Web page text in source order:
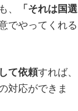
「それは国選
でやってくれる
て依頼すれば、
対応ができま